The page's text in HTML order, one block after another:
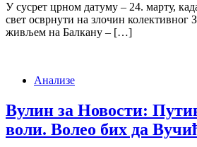
У сусрет црном датуму – 24. марту,
свет осврнути на злочин колективног
живљем на Балкану – […]
Анализе
Вулин за Новости:
воли. Волео бих да